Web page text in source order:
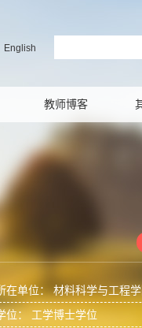
English
教师博客
在单位： 材料科学与工程
位： 工学博士学位